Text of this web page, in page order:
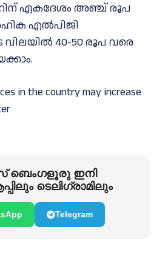
ഏകദേശം അഞ്ച് രൂപ
എൽപിജി
40-50 രൂപ വരെ
in the country may increase
ഇനി
ടെലിഗ്രാമിലും
Telegram